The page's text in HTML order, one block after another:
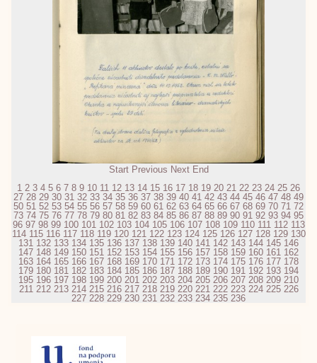
Start Previous Next End
1 2 3 4 5 6 7 8 9 10 11 12 13 14 15 16 17 18 19 20 21 22 23 24 25 26
27 28 29 30 31 32 33 34 35 36 37 38 39 40 41 42 43 44 45 46 47 48 49
50 51 52 53 54 55 56 57 58 59 60 61 62 63 64 65 66 67 68 69 70 71 72
73 74 75 76 77 78 79 80 81 82 83 84 85 86 87 88 89 90 91 92 93 94 95
96 97 98 99 100 101 102 103 104 105 106 107 108 109 110 111 112 113
114 115 116 117 118 119 120 121 122 123 124 125 126 127 128 129 130
131 132 133 134 135 136 137 138 139 140 141 142 143 144 145 146
147 148 149 150 151 152 153 154 155 156 157 158 159 160 161 162
163 164 165 166 167 168 169 170 171 172 173 174 175 176 177 178
179 180 181 182 183 184 185 186 187 188 189 190 191 192 193 194
195 196 197 198 199 200 201 202 203 204 205 206 207 208 209 210
211 212 213 214 215 216 217 218 219 220 221 222 223 224 225 226
227 228 229 230 231 232 233 234 235 236